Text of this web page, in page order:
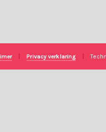
Privacy verklaring